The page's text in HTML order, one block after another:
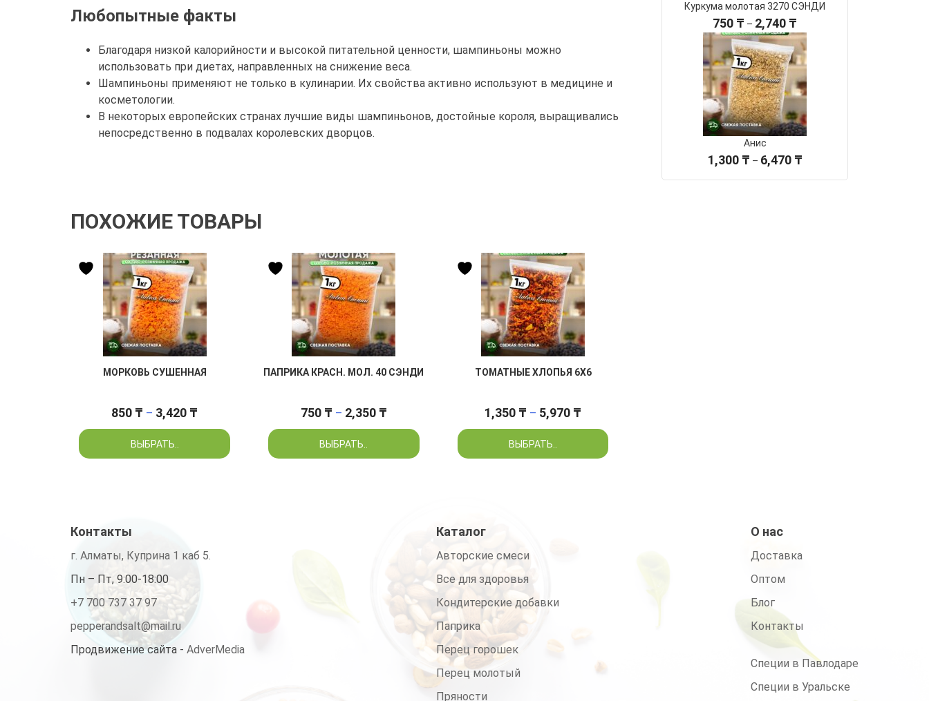
Любопытные факты
Благодаря низкой калорийности и высокой питательной ценности, шампиньоны можно
использовать при диетах, направленных на снижение веса.
Шампиньоны применяют не только в кулинарии. Их свойства активно используют в медицине и
косметологии.
В некоторых европейских странах лучшие виды шампиньонов, достойные короля, выращивались
непосредственно в подвалах королевских дворцов.
ПОХОЖИЕ ТОВАРЫ
МОРКОВЬ СУШЕННАЯ
850 ₸ – 3,420 ₸
цен:
–
ВЫБРАТЬ..
ПАПРИКА КРАСН. МОЛ. 40 СЭНДИ
750 ₸ – 2,350 ₸Диапазон
цен:
–
ВЫБРАТЬ..
ТОМАТНЫЕ ХЛОПЬЯ 6Х6
1,350 ₸ – 5,970 ₸
цен:
–
ВЫБРАТЬ..
Куркума молотая 3270 СЭНДИ
750 ₸ – 2,740 ₸
цен:
750 ₸
–
2,740 ₸
Анис
1,300 ₸ – 6,470 ₸Диапазон
Контакты
г. Алматы, Куприна 1 каб 5.
Пн – Пт, 9:00-18:00
+7 700 737 37 97
pepperandsalt@mail.ru
Продвижение сайта - AdverMedia
Каталог
Авторские смеси
Все для здоровья
Кондитерские добавки
Паприка
Перец горошек
Перец молотый
Пряности
О нас
Доставка
Оптом
Блог
Контакты
Специи в Павлодаре
Специи в Уральске